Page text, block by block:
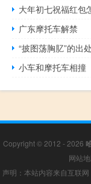
大年初七祝福红包
广东摩托车解禁
“披图荡胸肊”的出
小车和摩托车相撞
Copyright © 2012 - 2026
网站
声明：本站内容来自互联